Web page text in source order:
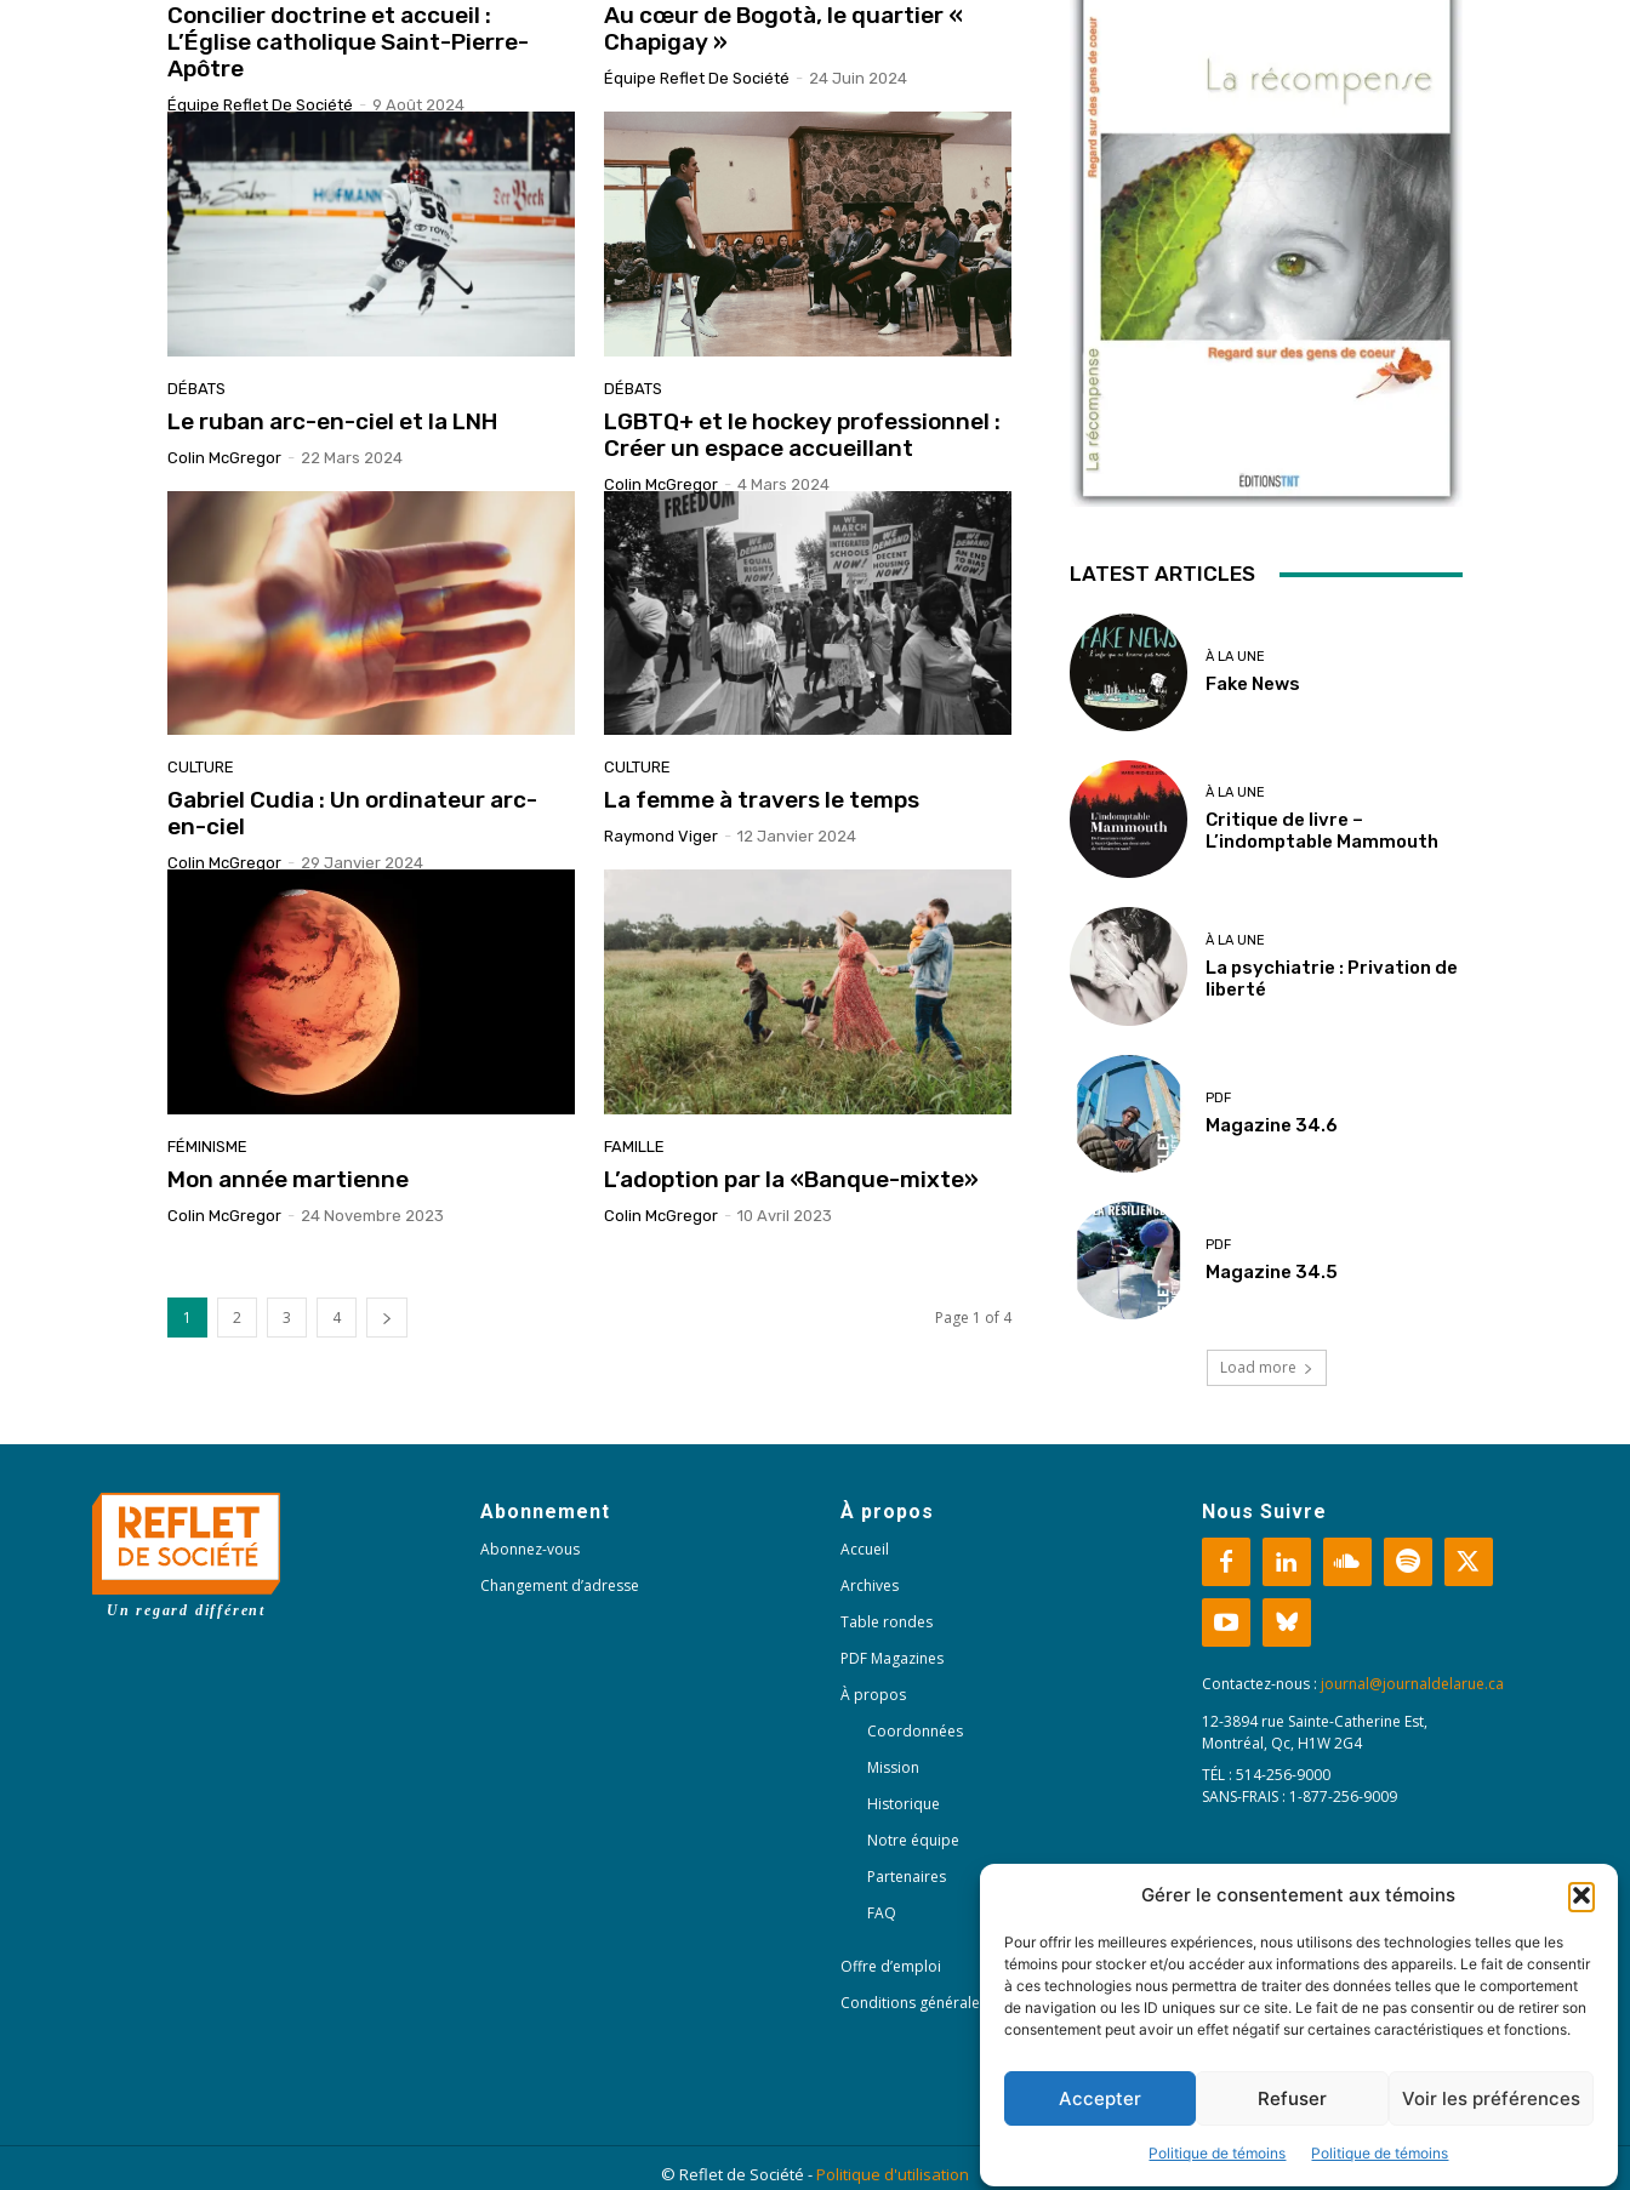
Gérer le consentement aux témoins
Pour offrir les meilleures expériences, nous utilisons des technologies telles que les
témoins pour stocker et/ou accéder aux informations des appareils. Le fait de consentir
à ces technologies nous permettra de traiter des données telles que le comportement
de navigation ou les ID uniques sur ce site. Le fait de ne pas consentir ou de retirer son
consentement peut avoir un effet négatif sur certaines caractéristiques et fonctions.
Accepter Refuser Voir les préférences
Politique de témoins Politique de témoins
Concilier doctrine et accueil :
L’Église catholique Saint-Pierre-
Apôtre
Équipe Reflet De Société - 9 Août 2024
Au cœur de Bogotà, le quartier «
Chapigay »
Équipe Reflet De Société - 24 Juin 2024
DÉBATS
Le ruban arc-en-ciel et la LNH
Colin McGregor - 22 Mars 2024
DÉBATS
LGBTQ+ et le hockey professionnel :
Créer un espace accueillant
Colin McGregor - 4 Mars 2024
CULTURE
Gabriel Cudia : Un ordinateur arc-
en-ciel
Colin McGregor - 29 Janvier 2024
CULTURE
La femme à travers le temps
Raymond Viger - 12 Janvier 2024
FÉMINISME
Mon année martienne
Colin McGregor - 24 Novembre 2023
FAMILLE
L’adoption par la «Banque-mixte»
Colin McGregor - 10 Avril 2023
1 2 3 4 Page 1 of 4
LATEST ARTICLES
À LA UNE
Fake News
À LA UNE
Critique de livre –
L’indomptable Mammouth
À LA UNE
La psychiatrie : Privation de
liberté
PDF
Magazine 34.6
PDF
Magazine 34.5
Load more
Un regard différent
Abonnement
Abonnez-vous
Changement d’adresse
À propos
Accueil
Archives
Table rondes
PDF Magazines
À propos
Coordonnées
Mission
Historique
Notre équipe
Partenaires
FAQ
Offre d’emploi
Conditions générales
Nous Suivre
Contactez-nous : journal@journaldelarue.ca
12-3894 rue Sainte-Catherine Est,
Montréal, Qc, H1W 2G4
TÉL : 514-256-9000
SANS-FRAIS : 1-877-256-9009
© Reflet de Société -Politique d'utilisation